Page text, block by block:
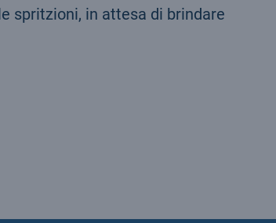
spritzioni, in attesa di brindare